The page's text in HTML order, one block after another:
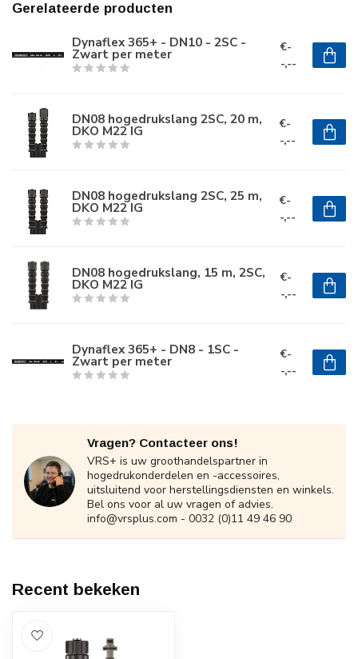
Gerelateerde producten
Dynaflex 365+ - DN10 - 2SC -
Zwart per meter
€-
-,--
DN08 hogedrukslang 2SC, 20 m,
DKO M22 IG
€-
-,--
DN08 hogedrukslang 2SC, 25 m,
DKO M22 IG
€-
-,--
DN08 hogedrukslang, 15 m, 2SC,
DKO M22 IG
€-
-,--
Dynaflex 365+ - DN8 - 1SC -
Zwart per meter
€-
-,--
Vragen? Contacteer ons!
VRS+ is uw groothandelspartner in
hogedrukonderdelen en -accessoires,
uitsluitend voor herstellingsdiensten en winkels.
Bel ons voor al uw vragen of advies.
info@vrsplus.com - 0032 (0)11 49 46 90
Recent bekeken